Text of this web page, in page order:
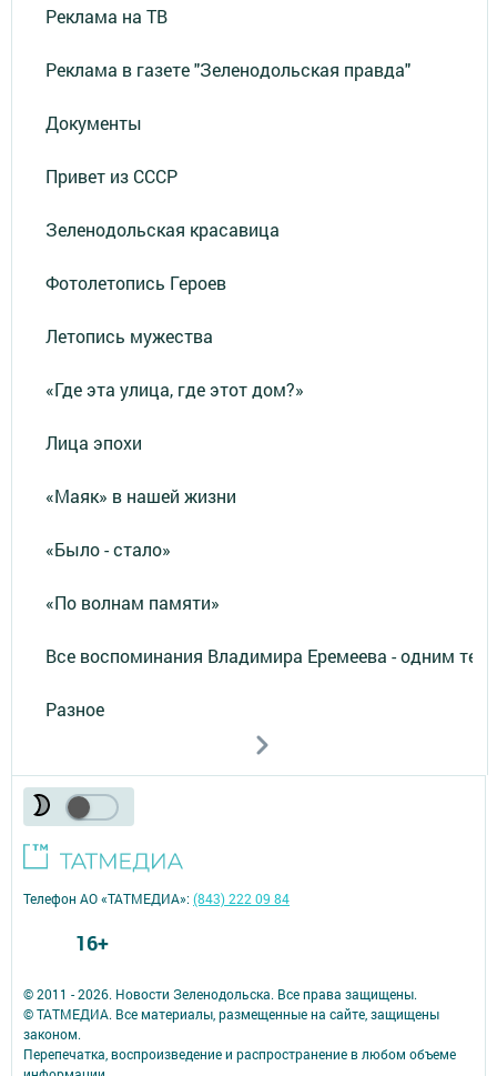
Реклама на ТВ
Реклама в газете "Зеленодольская правда"
Документы
Привет из СССР
Зеленодольская красавица
Фотолетопись Героев
Летопись мужества
«Где эта улица, где этот дом?»
Лица эпохи
«Маяк» в нашей жизни
«Было - стало»
«По волнам памяти»
Все воспоминания Владимира Еремеева - одним
Разное
© 2011 - 2026. Новости Зеленодольска. Все права защищены.
© ТАТМЕДИА. Все материалы, размещенные на сайте, защищены
законом.
Перепечатка, воспроизведение и распространение в любом объеме
Телефон АО «ТАТМЕДИА»:(843) 222 09 84
16+